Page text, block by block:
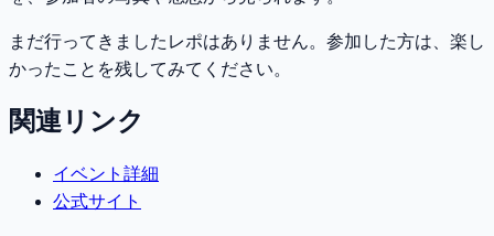
まだ行ってきましたレポはありません。参加した方は、楽し
かったことを残してみてください。
関連リンク
イベント詳細
公式サイト